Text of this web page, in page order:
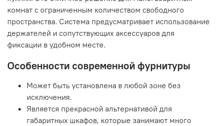
комнат с ограниченным количеством свободного
пространства. Система предусматривает использование
держателей и сопутствующих аксессуаров для
фиксации в удобном месте.
Особенности современной фурнитуры
Может быть установлена в любой зоне без
исключения.
Является прекрасной альтернативой для
габаритных шкафов, которые занимают много